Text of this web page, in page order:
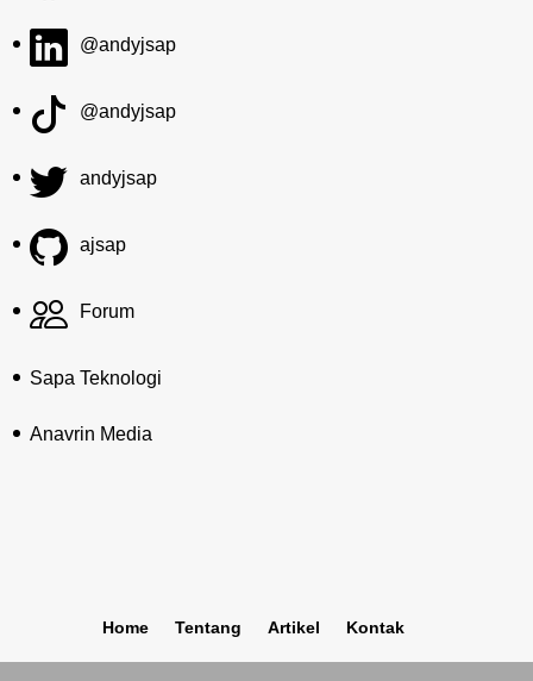
@andyjsap
@andyjsap
andyjsap
ajsap
Forum
Sapa Teknologi
Anavrin Media
Home Tentang Artikel Kontak